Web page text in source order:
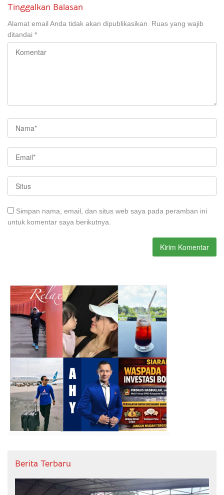
Tinggalkan Balasan
Alamat email Anda tidak akan dipublikasikan. Ruas yang wajib
ditandai *
Simpan nama, email, dan situs web saya pada peramban ini
untuk komentar saya berikutnya.
Berita Terbaru